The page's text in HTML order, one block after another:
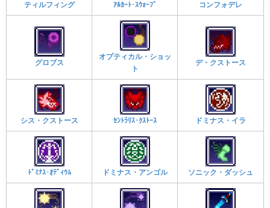
ティルフィング ｱﾙｶｰﾄ･ｽｳｫｰﾌﾞ コンフォデレ
グロブス
オプティカル・ショッ
ト
デ・クストース
シス・クストース ｾﾝﾄﾗﾘｽ･ｸｽﾄｰｽ ドミナス・イラ
ﾄﾞﾐﾅｽ･ｵﾃﾞｨｳﾑ ドミナス・アンゴル ソニック・ダッシュ